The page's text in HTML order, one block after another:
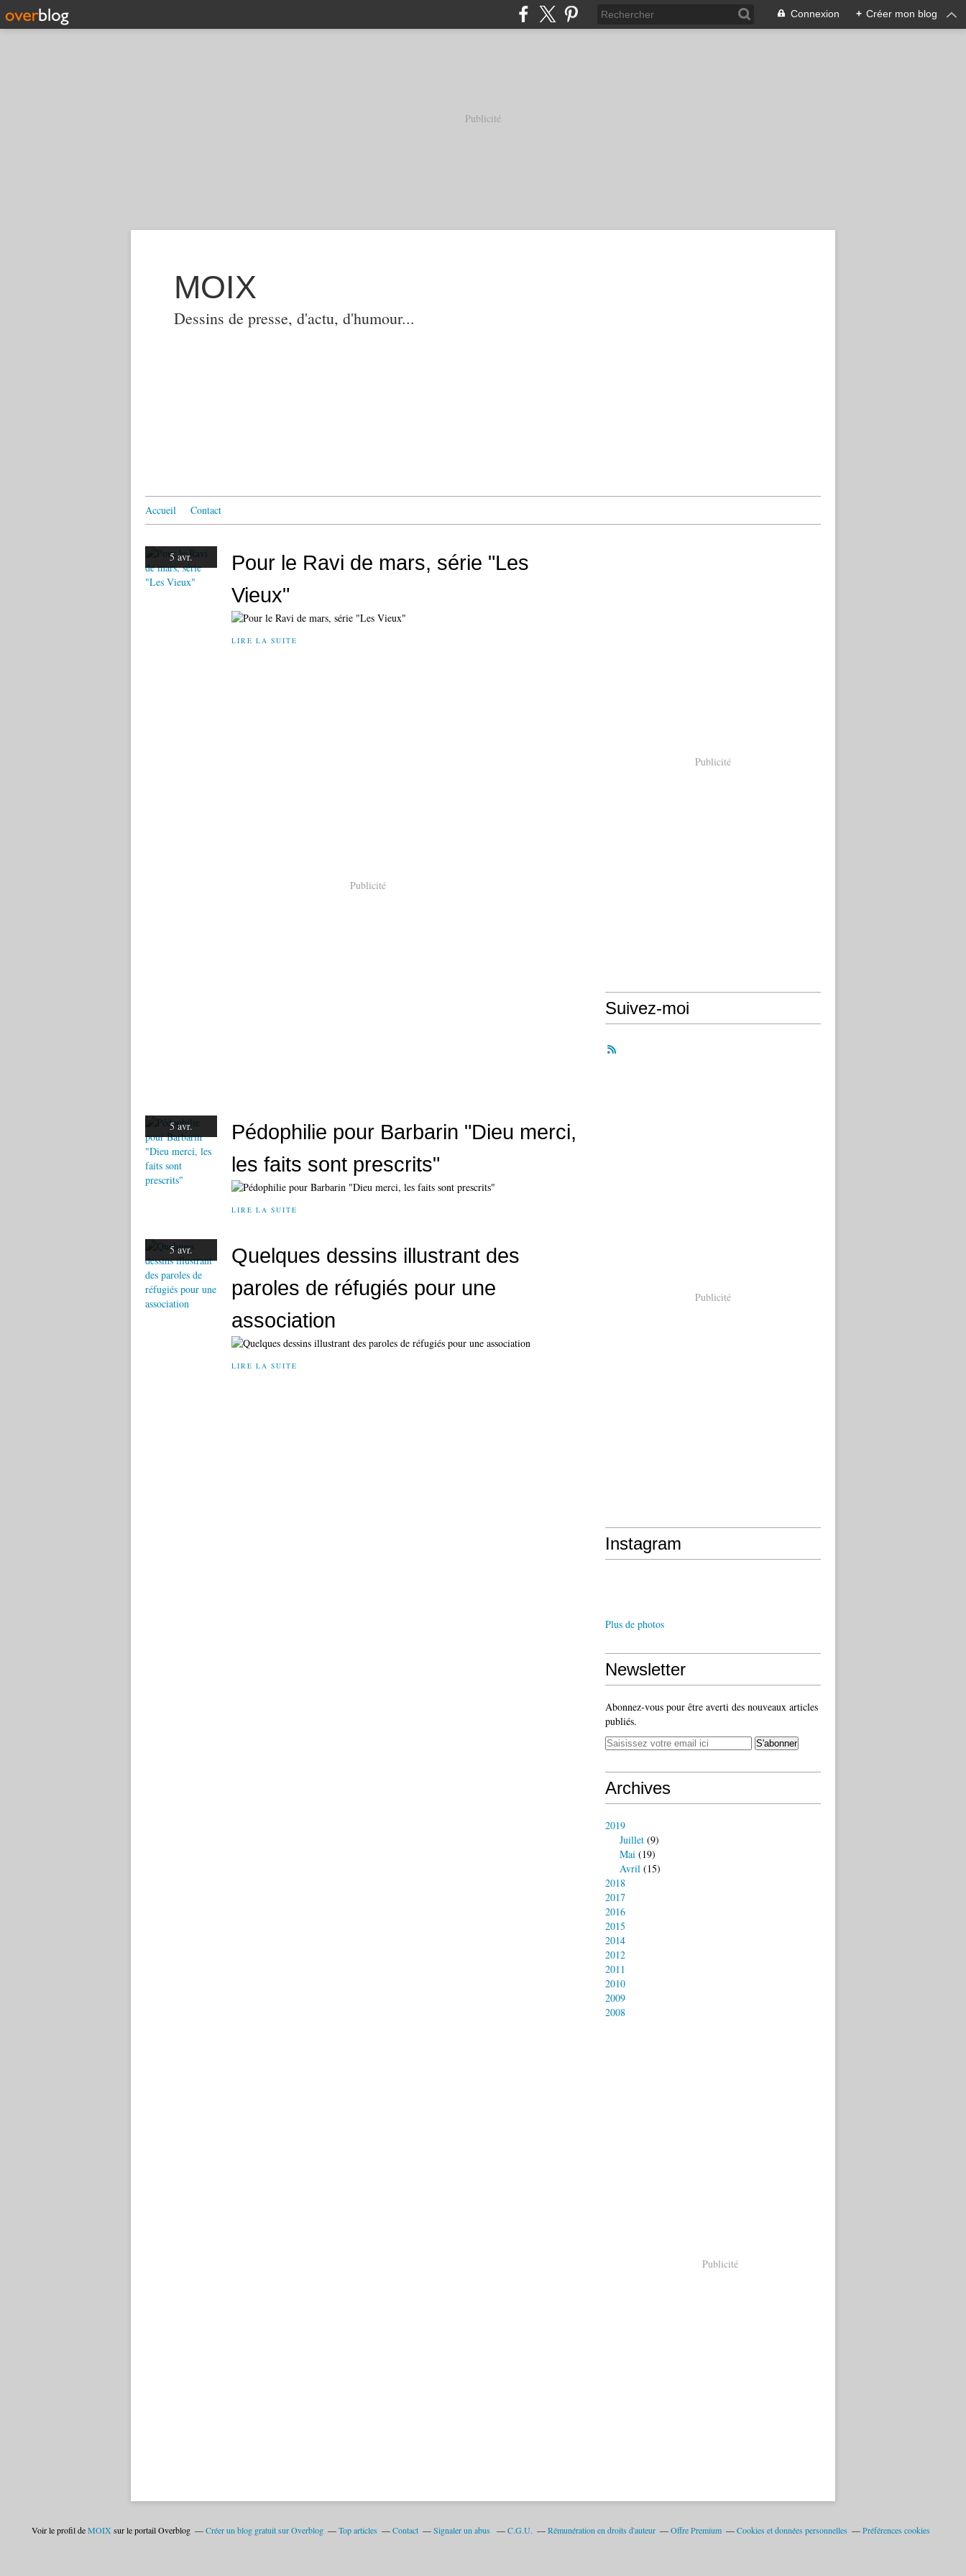
Connexion + Créer mon blog
Publicité
MOIX
Dessins de presse, d'actu, d'humour...
Accueil Contact
5 avr.
Pour le Ravi de mars, série "Les
Vieux"
LIRE LA SUITE
Publicité
5 avr.
Pédophilie pour Barbarin "Dieu merci,
les faits sont prescrits"
LIRE LA SUITE
5 avr.
Quelques dessins illustrant des
paroles de réfugiés pour une
association
LIRE LA SUITE
Publicité
Suivez-moi
Publicité
Instagram
Plus de photos
Newsletter
Abonnez-vous pour être averti des nouveaux articles
publiés.
Archives
2019
Juillet (9)
Mai (19)
Avril (15)
2018
2017
2016
2015
2014
2012
2011
2010
2009
2008
Publicité
Voir le profil deMOIX sur le portail Overblog Créer un blog gratuit sur Overblog Top articles Contact Signaler un abus C.G.U. Rémunération en droits d'auteur Offre Premium Cookies et données personnelles Préférences cookies